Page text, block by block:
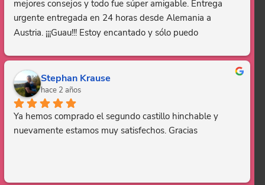
mejores consejos y todo fue súper amigable. Entrega
urgente entregada en 24 horas desde Alemania a
Austria. ¡¡¡Guau!!! Estoy encantado y sólo puedo
Stephan Krause
hace 2 años
Ya hemos comprado el segundo castillo hinchable y
nuevamente estamos muy satisfechos. Gracias